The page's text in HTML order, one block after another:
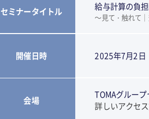
セミナータイトル 給与計算の負
～見て・触れて
開催日時 2025年7月2日
会場
TOMAグルー
詳しいアクセ